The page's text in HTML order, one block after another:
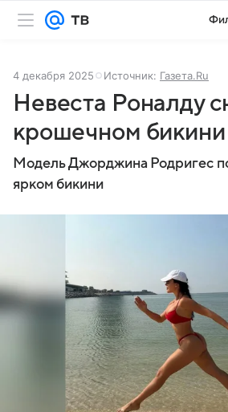
4 декабря 2025 Источник: Газета.Ru
Невеста Роналду
крошечном бикини
Модель Джорджина Родригес
ярком бикини